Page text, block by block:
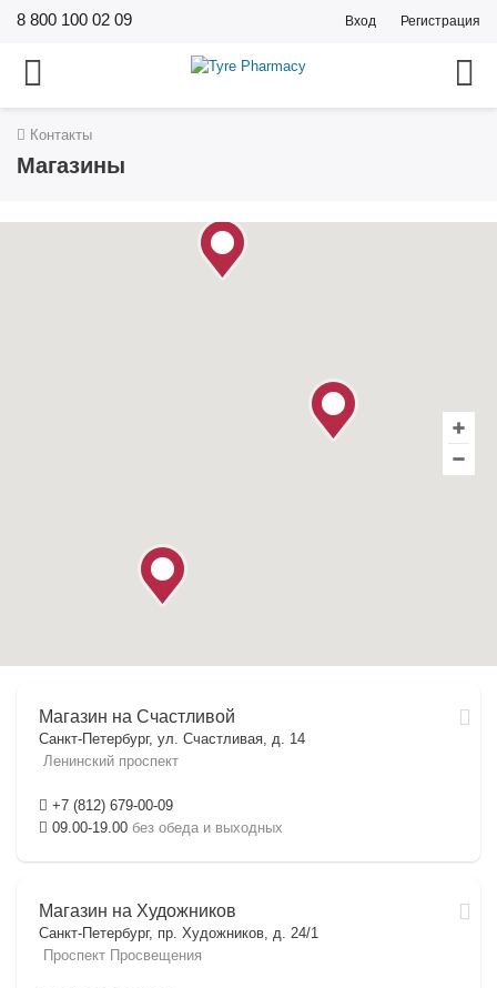
8 800 100 02 09 Вход Регистрация
Контакты
Магазины
Магазин на Счастливой
Санкт-Петербург, ул. Счастливая, д. 14
Ленинский проспект
+7 (812) 679-00-09
09.00-19.00 без обеда и выходных
Магазин на Художников
Санкт-Петербург, пр. Художников, д. 24/1
Проспект Просвещения